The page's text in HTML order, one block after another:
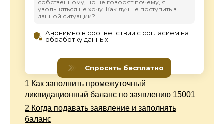
1 Как заполнить промежуточный
ликвидационный баланс по заявлению 15001
2 Когда подавать заявление и заполнять
баланс